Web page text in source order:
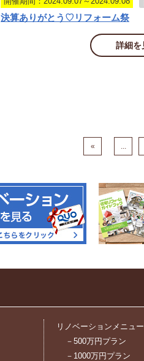
決算ありがとう♡リフォーム祭
詳細を
« ...
リノベーションメニュー
－500万円プラン
－1000万円プラン